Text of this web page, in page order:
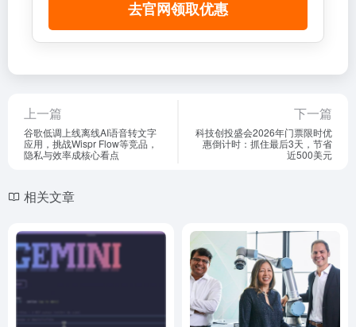
去官网领取优惠
上一篇
谷歌低调上线离线AI语音转文字
应用，挑战Wispr Flow等竞品，
隐私与效率成核心看点
下一篇
科技创投盛会2026年门票限时优
惠倒计时：抓住最后3天，节省
近500美元
相关文章